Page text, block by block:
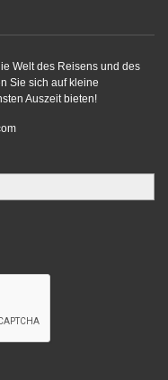
Welt des Reisens und des
Sie sich auf kleine
Auszeit bieten!